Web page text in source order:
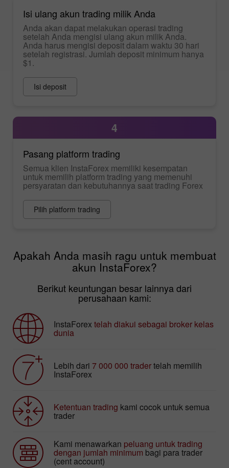
Isi ulang akun trading milik Anda
Anda akan dapat melakukan operasi trading
setelah Anda mengisi ulang akun milik Anda.
Anda harus mengisi deposit dalam waktu 30 hari
setelah registrasi. Jumlah deposit minimum hanya
$1.
Isi deposit
4
Pasang platform trading
Semua klien InstaForex memiliki kesempatan
untuk memilih platform trading yang memenuhi
persyaratan dan kebutuhannya saat trading Forex
Pilih platform trading
Apakah Anda masih ragu untuk membuat
akun InstaForex?
Berikut keuntungan besar lainnya dari
perusahaan kami:
InstaForex telah diakui sebagai broker kelas
dunia
Lebih dari 7 000 000 tradertelah memilih
InstaForex
Ketentuan trading kami cocok untuk semua
trader
Kami menawarkan peluang untuk trading
dengan jumlah minimum bagi para trader
(cent account)